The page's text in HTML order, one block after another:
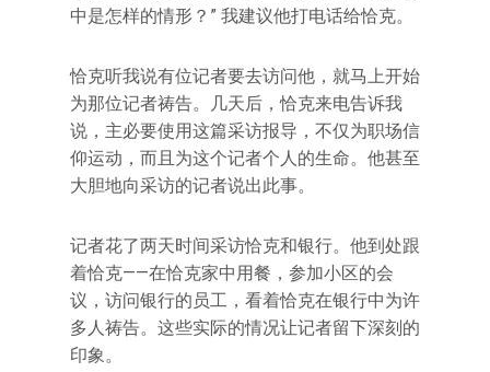
中是怎样的情形？” 我建议他打电话给恰克。
恰克听我说有位记者要去访问他，就马上开始
为那位记者祷告。几天后，恰克来电告诉我
说，主必要使用这篇采访报导，不仅为职场信
仰运动，而且为这个记者个人的生命。他甚至
大胆地向采访的记者说出此事。
记者花了两天时间采访恰克和银行。他到处跟
着恰克——在恰克家中用餐，参加小区的会
议，访问银行的员工，看着恰克在银行中为许
多人祷告。这些实际的情况让记者留下深刻的
印象。